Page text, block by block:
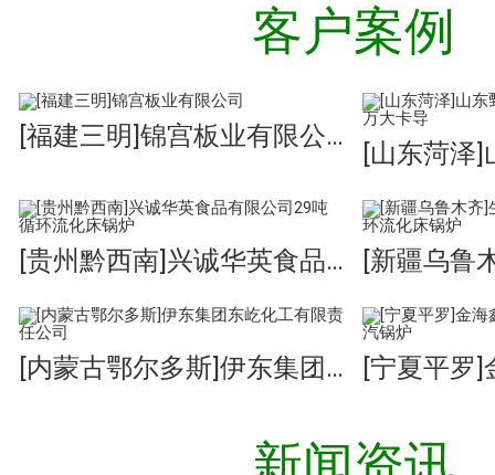
客户案例
[福建三明]锦宫板业有限公司
[贵州黔西南]兴诚华英食品有限公司29吨循环流化床锅炉
[内蒙古鄂尔多斯]伊东集团东屹化工有限责任公司